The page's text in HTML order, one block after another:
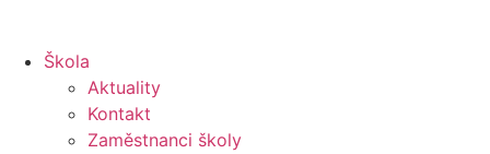
Škola
Aktuality
Kontakt
Zaměstnanci školy